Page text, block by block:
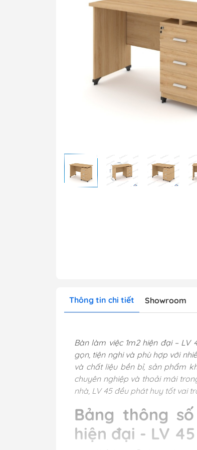
Thông tin chi tiết Showroom
Bàn làm việc 1m2 hiện đại –
gọn, tiện nghi và phù hợp với
và chất liệu bền bỉ, sản phẩm
chuyên nghiệp và thoải mái
nhà, LV 45 đều phát huy tốt vai
Bảng thông
hiện đại - LV 45